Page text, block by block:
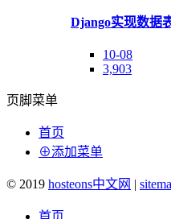
Django实现数据
10-08
3,903
页脚菜单
首页
⊕添加菜单
© 2019 hosteons中文网 |
首页